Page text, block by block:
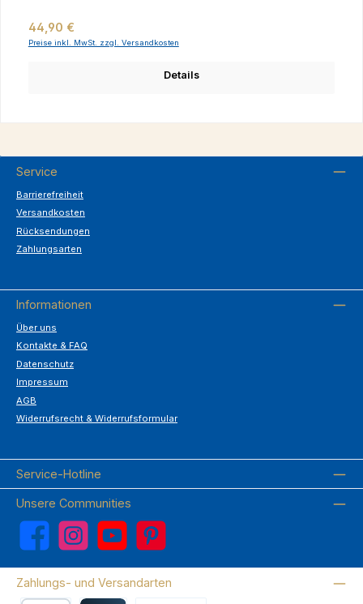
Regulärer Preis:
44,90 €
Preise inkl. MwSt. zzgl. Versandkosten
Details
Service
Barrierefreiheit
Versandkosten
Rücksendungen
Zahlungsarten
Informationen
Über uns
Kontakte & FAQ
Datenschutz
Impressum
AGB
Widerrufsrecht & Widerrufsformular
Service-Hotline
Unsere Communities
Facebook Instagram YouTube Pinterest
Zahlungs- und Versandarten